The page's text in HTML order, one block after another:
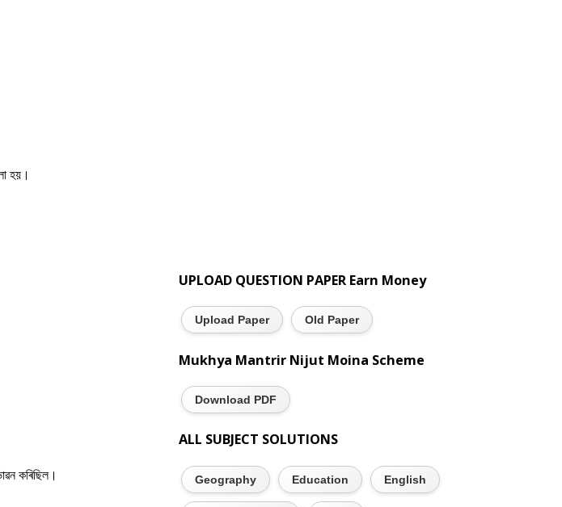
হয়।
কৰিছিল।
UPLOAD QUESTION PAPER Earn Money
Upload Paper Old Paper
Mukhya Mantrir Nijut Moina Scheme
Download PDF
ALL SUBJECT SOLUTIONS
Geography Education English